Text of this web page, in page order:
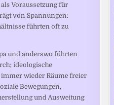
Voraussetzung für
von Spannungen:
führten oft zu
und anderswo führten
ideologische
wieder Räume freier
Bewegungen,
und Ausweitung